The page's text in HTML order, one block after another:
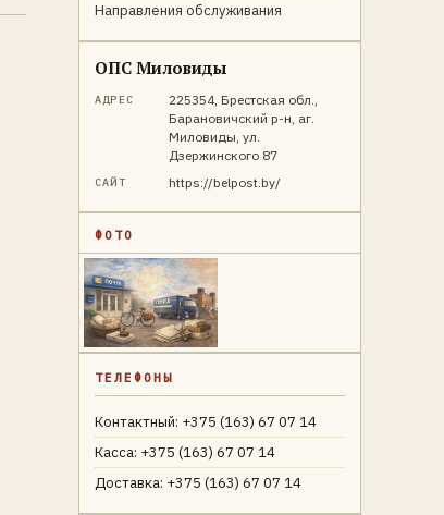
Направления обслуживания
ОПС Миловиды
АДРЕС
225354, Брестская обл.,
Барановичский р-н, аг.
Миловиды, ул.
Дзержинского 87
САЙТ https://belpost.by/
ФОТО
ТЕЛЕФОНЫ
Контактный: +375 (163) 67 07 14
Касса: +375 (163) 67 07 14
Доставка: +375 (163) 67 07 14